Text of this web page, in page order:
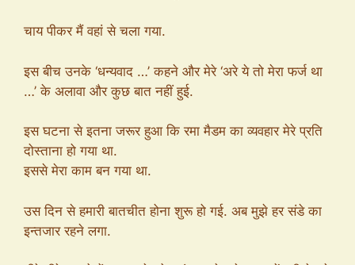
चाय पीकर मैं वहां से चला गया.
इस बीच उनके ‘धन्यवाद …’ कहने और मेरे ‘अरे ये तो मेरा फर्ज था
…’ के अलावा और कुछ बात नहीं हुई.
इस घटना से इतना जरूर हुआ कि रमा मैडम का व्यवहार मेरे प्रति
दोस्ताना हो गया था.
इससे मेरा काम बन गया था.
उस दिन से हमारी बातचीत होना शुरू हो गई. अब मुझे हर संडे का
इन्तजार रहने लगा.